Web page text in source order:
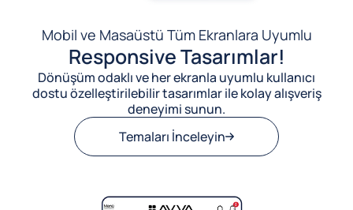
Mobil ve Masaüstü Tüm Ekranlara Uyumlu
Responsive Tasarımlar!
Dönüşüm odaklı ve her ekranla uyumlu kullanıcı
dostu özelleştirilebilir tasarımlar ile kolay alışveriş
deneyimi sunun.
Temaları İnceleyin